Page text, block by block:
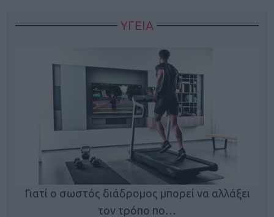
ΥΓΕΙΑ
Γιατί ο σωστός διάδρομος μπορεί να αλλάξει
τον τρόπο πο…